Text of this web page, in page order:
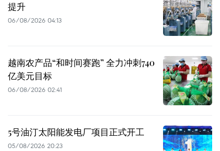
提升
06/08/2026 04:13
越南农产品“和时间赛跑” 全力冲刺740
亿美元目标
06/08/2026 02:41
5号油汀太阳能发电厂项目正式开工
05/08/2026 20:23